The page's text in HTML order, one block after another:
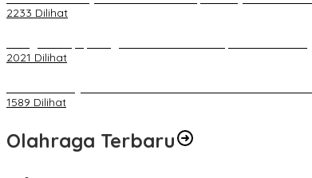
2233 Dilihat
2021 Dilihat
1589 Dilihat
Olahraga Terbaru